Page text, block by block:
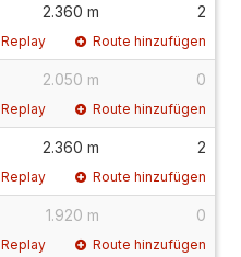
2.360 m 2
Replay Route hinzufügen
2.050 m 0
Replay Route hinzufügen
2.360 m 2
Replay Route hinzufügen
1.920 m 0
Replay Route hinzufügen